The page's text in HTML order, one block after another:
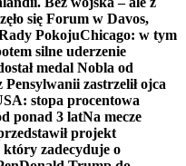
się Forum w Davos,
PokojuChicago: w tym
silne uderzenie
medal Nobla od
Pensylwanii zastrzelił ojca
stopa procentowa
ponad 3 latNa mecze
projekt
który zadecyduje o